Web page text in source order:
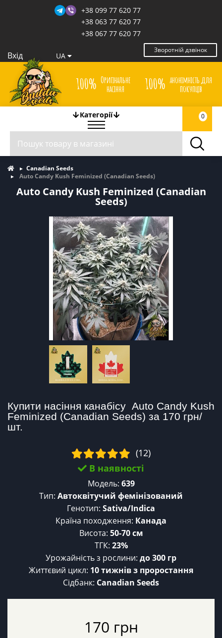
+38 099 77 620 77
+38 063 77 620 77
+38 067 77 620 77
Зворотній дзвінок
Вхід UA
100% Оригінальне
насіння
100% анонімність для
покупців
Категорії 0
Canadian Seeds
Auto Candy Kush Feminized (Canadian Seeds)
Auto Candy Kush Feminized (Canadian
Seeds)
Купити насіння канабісу  Auto Candy Kush
Feminized (Canadian Seeds) за 170 грн/
шт.
(12)
В наявності
Модель: 639
Тип: Автоквітучий фемінізований
Генотип: Sativa/Indica
Країна походження: Канада
Висота: 50-70 см
ТГК: 23%
Урожайність з рослини: до 300 гр
Життєвий цикл: 10 тижнів з проростання
Сідбанк: Canadian Seeds
170 грн